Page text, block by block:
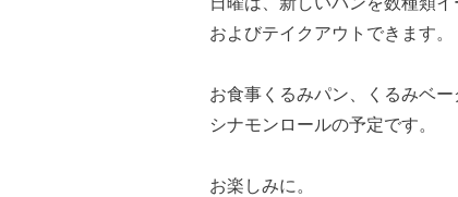
およびテイクアウトできます。
お食事くるみパン、くるみベー
シナモンロールの予定です。
お楽しみに。